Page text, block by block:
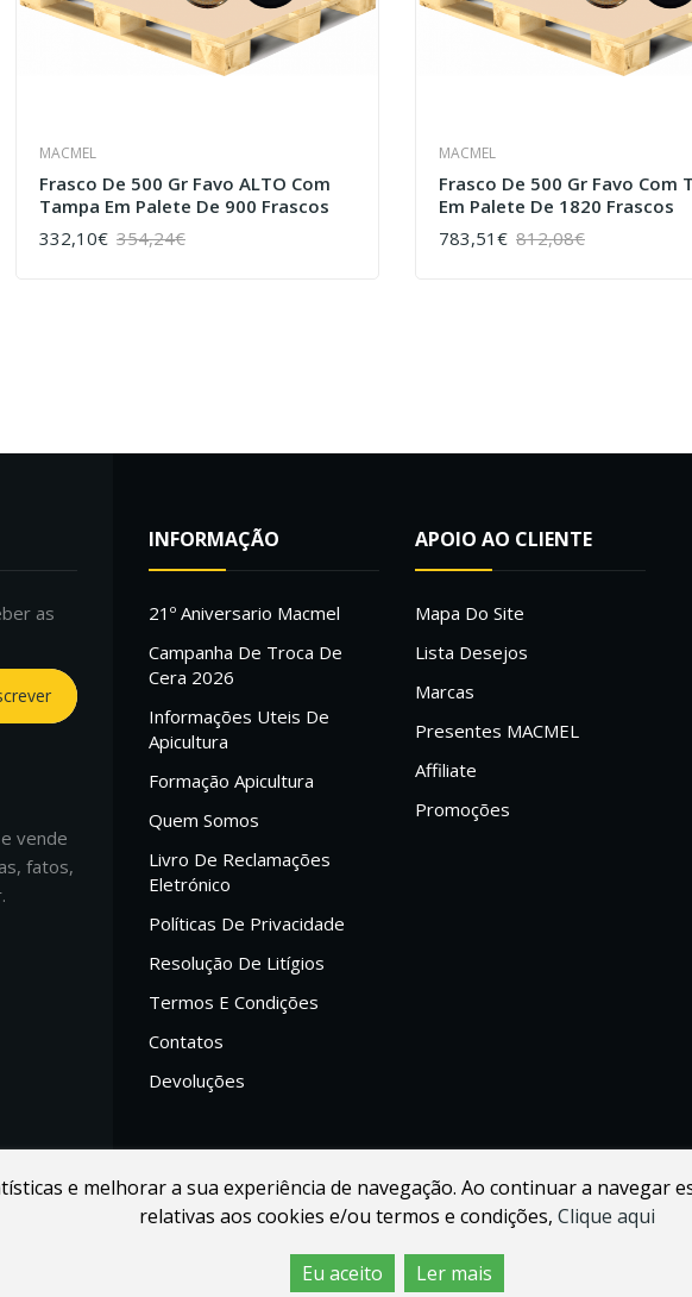
MACMEL
Frasco De 500 Gr Favo ALTO Com
Tampa Em Palete De 900 Frascos
332,10€ 354,24€
COMPRAR
MACMEL
Frasco De 500 Gr Favo Com
Em Palete De 1820 Frascos
783,51€ 812,08€
COMPRAR
e melhorar a sua experiência de navegação. Ao continuar a navegar
relativas aos cookies e/ou termos e condições, Clique aqui
Eu aceito Ler mais
as
vende
fatos,
INFORMAÇÃO
21º Aniversario Macmel
Campanha De Troca De
Cera 2026
Informações Uteis De
Apicultura
Formação Apicultura
Quem Somos
Livro De Reclamações
Eletrónico
Políticas De Privacidade
Resolução De Litígios
Termos E Condições
Contatos
Devoluções
APOIO AO CLIENTE
Mapa Do Site
Lista Desejos
Marcas
Presentes MACMEL
Affiliate
Promoções
|